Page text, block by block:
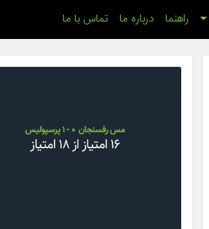
راهنما درباره ما تماس با ما